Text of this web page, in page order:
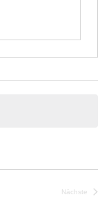
Nächste